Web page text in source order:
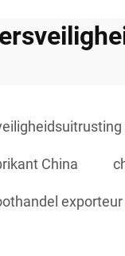
China
exporteur